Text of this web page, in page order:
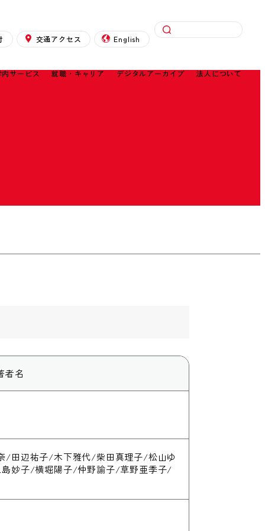
交通アクセス English 検索
サービス 就職・キャリア デジタルアーカイブ 法人について
者名
/田辺祐子/木下雅代/柴田真理子/松山ゆ
妙子/横堀陽子/仲野諭子/草野亜季子/